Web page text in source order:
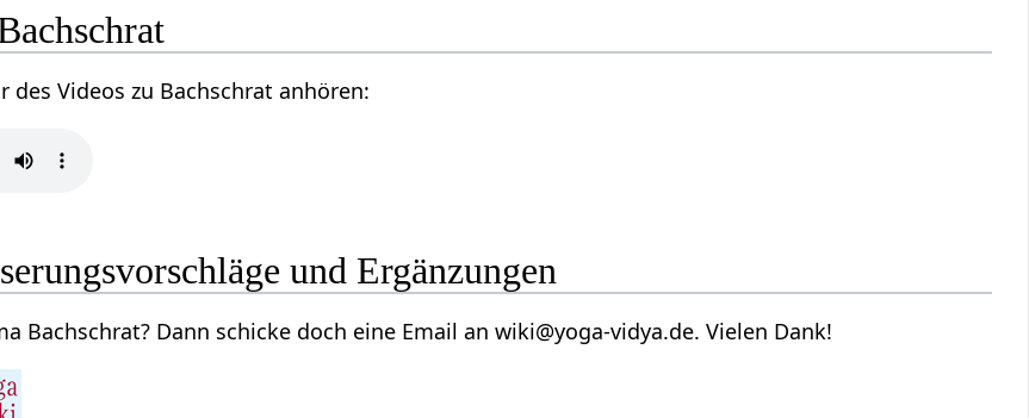
des Videos zu Bachschrat anhören:
und Ergänzungen
Bachschrat? Dann schicke doch eine Email an wiki@yoga-vidya.de. Vielen Dank!